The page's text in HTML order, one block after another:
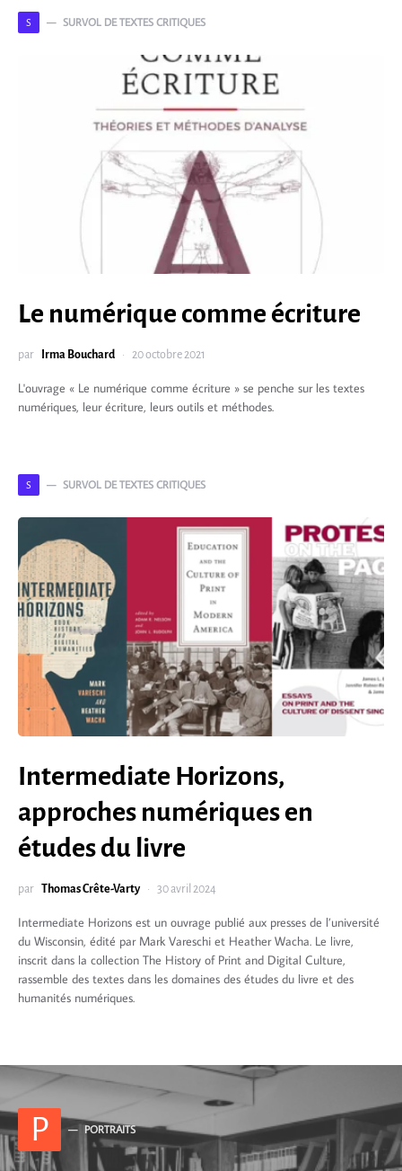
S SURVOL DE TEXTES CRITIQUES
Le numérique comme écriture
par Irma Bouchard 20 octobre 2021
L'ouvrage « Le numérique comme écriture » se penche sur les textes
numériques, leur écriture, leurs outils et méthodes.
S SURVOL DE TEXTES CRITIQUES
Intermediate Horizons,
approches numériques en
études du livre
par Thomas Crête-Varty 30 avril 2024
Intermediate Horizons est un ouvrage publié aux presses de l’université
du Wisconsin, édité par Mark Vareschi et Heather Wacha. Le livre,
inscrit dans la collection The History of Print and Digital Culture,
rassemble des textes dans les domaines des études du livre et des
humanités numériques.
P PORTRAITS